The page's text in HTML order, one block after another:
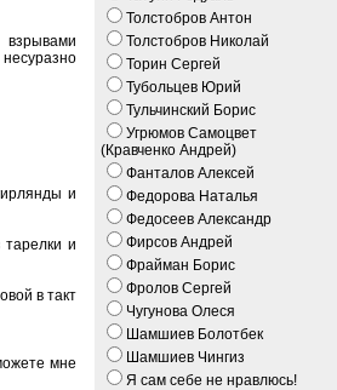
и
и
в такт
мне
Толстобров Антон
Толстобров Николай
Торин Сергей
Тубольцев Юрий
Тульчинский Борис
Угрюмов Самоцвет
(Кравченко Андрей)
Фанталов Алексей
Федорова Наталья
Федосеев Александр
Фирсов Андрей
Фрайман Борис
Фролов Сергей
Чугунова Олеся
Шамшиев Болотбек
Шамшиев Чингиз
Я сам себе не нравлюсь!